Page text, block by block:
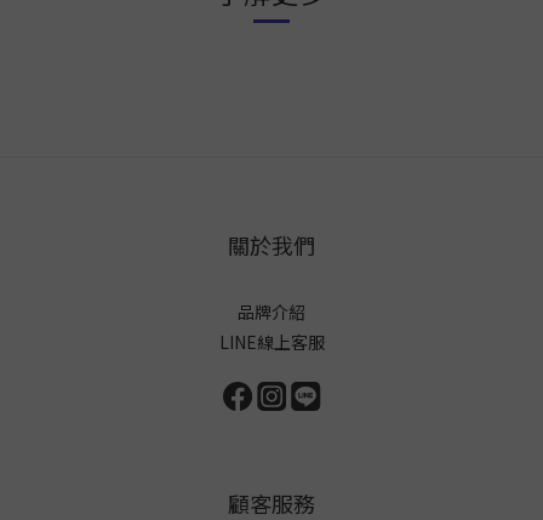
關於我們
品牌介紹
LINE線上客服
顧客服務